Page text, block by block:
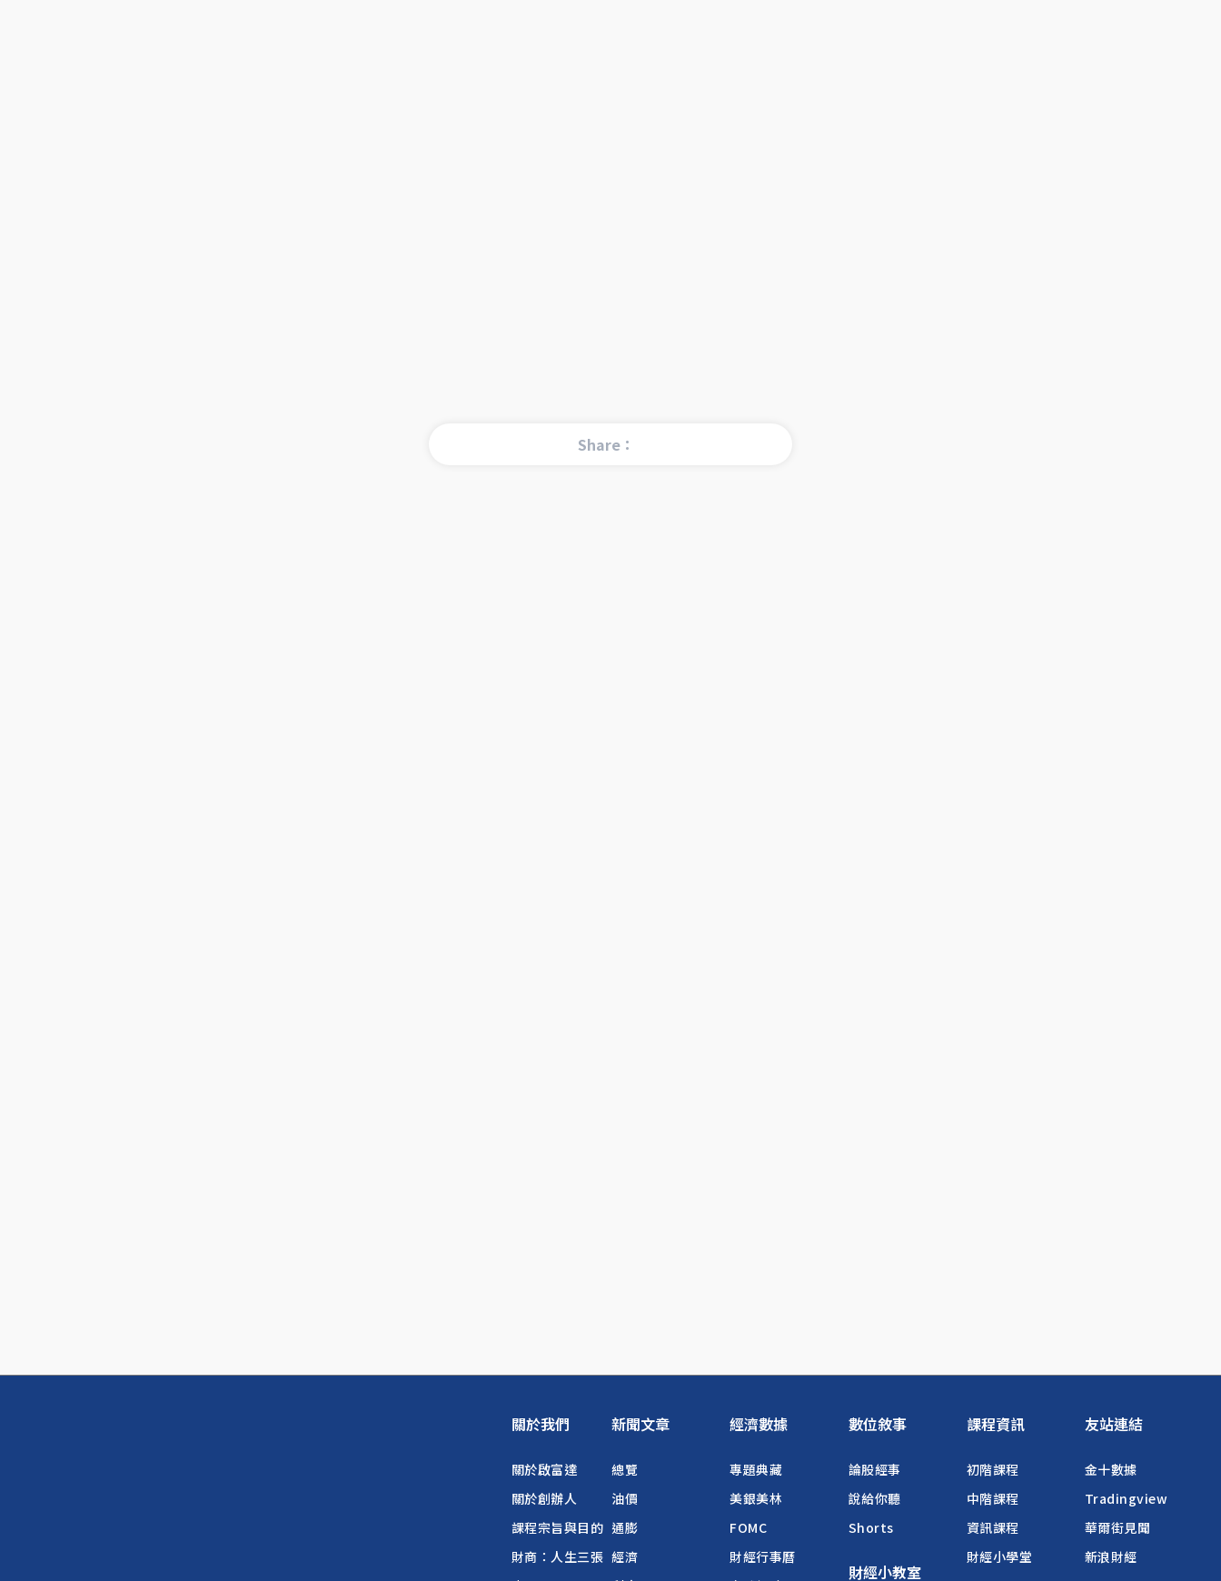
Share：
關於我們
關於啟富達
關於創辦人
課程宗旨與目的
財商：人生三張
新聞文章
總覽
油價
通膨
經濟
經濟數據
專題典藏
美銀美林
FOMC
財經行事曆
數位敘事
論股經事
說給你聽
Shorts
財經小教室
課程資訊
初階課程
中階課程
資訊課程
財經小學堂
友站連結
金十數據
Tradingview
華爾街見聞
新浪財經